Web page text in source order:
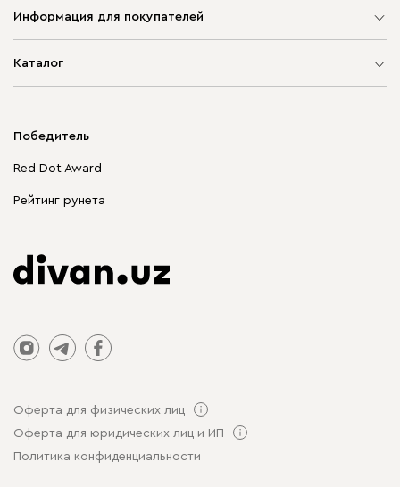
Информация для покупателей
Каталог
Корпусная мебель
Столы и стулья
Победитель
Red Dot Award
Рейтинг рунета
Оферта для физических лиц
Оферта для юридических лиц и ИП
Политика конфиденциальности